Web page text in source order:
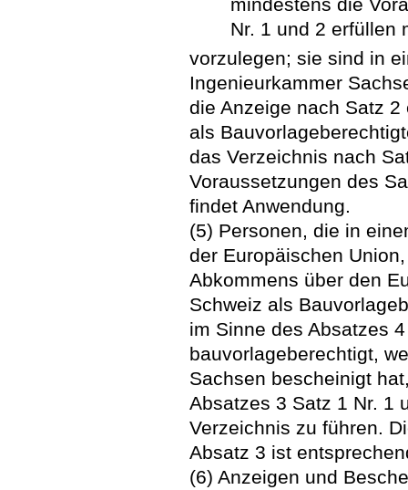
mindestens die
Nr. 1 und 2 erfüllen
vorzulegen; sie sind in
Ingenieurkammer
die Anzeige nach Satz
als
das Verzeichnis nach
Voraussetzungen des
findet Anwendung.
(5) Personen, die in
der Europäischen
Abkommens über den
Schweiz als
im Sinne des Absatzes
bauvorlageberechtigt,
Sachsen bescheinigt
Absatzes 3 Satz 1 Nr. 1
Verzeichnis zu führen.
Absatz 3 ist
(6) Anzeigen und